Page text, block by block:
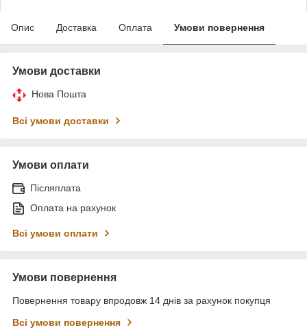
Опис Доставка Оплата Умови повернення
Умови доставки
Нова Пошта
Всі умови доставки
Умови оплати
Післяплата
Оплата на рахунок
Всі умови оплати
Умови повернення
Повернення товару впродовж 14 днів за рахунок покупця
Всі умови повернення